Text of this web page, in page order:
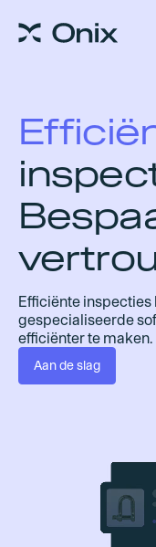
Efficiënte inspecties
gespecialiseerde
efficiënter te maken.
Aan de slag